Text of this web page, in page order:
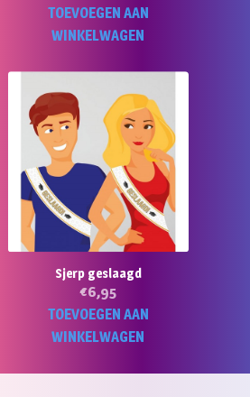
TOEVOEGEN AAN
WINKELWAGEN
Sjerp geslaagd
€6,95
TOEVOEGEN AAN
WINKELWAGEN